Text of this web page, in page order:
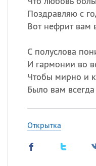
Поздравляю с
Вот нефрит вам
С полуслова
И гармонии во
Чтобы мирно и
Было вам
Открытка